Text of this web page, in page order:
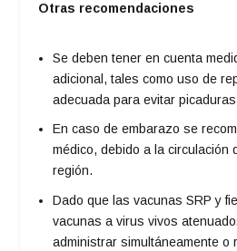
Otras recomendaciones
Se deben tener en cuenta
adicional, tales como uso de
adecuada para evitar
En caso de embarazo se
médico, debido a la circulación
región.
Dado que las vacunas SRP y
vacunas a virus vivos
administrar simultáneamente o